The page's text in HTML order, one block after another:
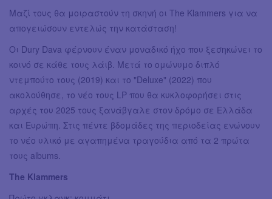
Μαζί τους θα μοιραστούν τη σκηνή οι The Klammers για να
απογειώσουν εντελώς την κατάσταση!
Οι Dury Dava φέρνουν έναν μοναδικό ήχο που ξεσηκώνει το
κοινό σε κάθε τους λάιβ. Μετά το ομώνυμο διπλό
ντεμπούτο τους (2019) και το "Deluxe" (2022) που
ακολούθησε, το νέο τους LP που θα κυκλοφορήσει στις
αρχές του 2025 τους ξανάβγαλε στον δρόμο σε Ελλάδα
και Ευρώπη. Στις πέντε βδομάδες της περιοδείας ενώνουν
το νέο υλικό με αγαπημένα τραγούδια από τα 2 πρώτα
τους albums.
The Klammers